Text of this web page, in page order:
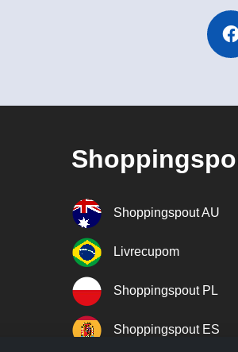
Shoppingspout AU
Livrecupom
Shoppingspout PL
Shoppingspout ES